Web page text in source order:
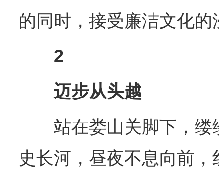
的同时，接受廉洁文化的
2
迈步从头越
站在娄山关脚下，缕
史长河，昼夜不息向前